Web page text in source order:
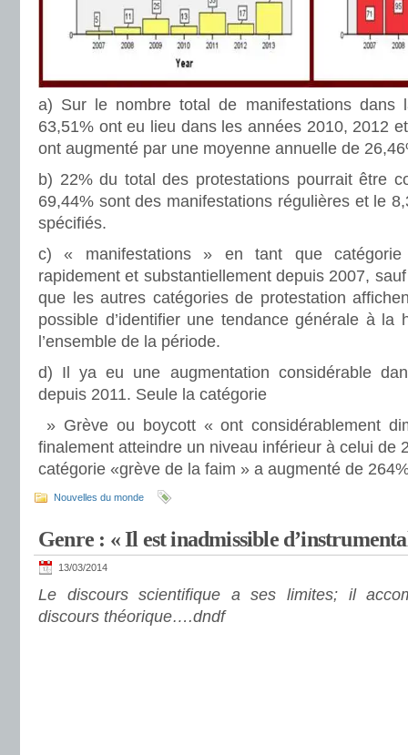
a) Sur le nombre total de manifestations dans
63,51% ont eu lieu dans les années 2010, 2012
ont augmenté par une moyenne annuelle de
b) 22% du total des protestations pourrait être
69,44% sont des manifestations régulières et le
spécifiés.
c) « manifestations » en tant que
rapidement et substantiellement depuis 2007,
que les autres catégories de protestation
possible d’identifier une tendance générale à la
l’ensemble de la période.
d) Il ya eu une augmentation considérable
depuis 2011. Seule la catégorie
» Grève ou boycott « ont considérablement
finalement atteindre un niveau inférieur à celui de
catégorie «grève de la faim » a augmenté de
Nouvelles du monde
Genre : « Il est inadmissible
13/03/2014
Le discours scientifique a ses limites; il
discours théorique….dndf